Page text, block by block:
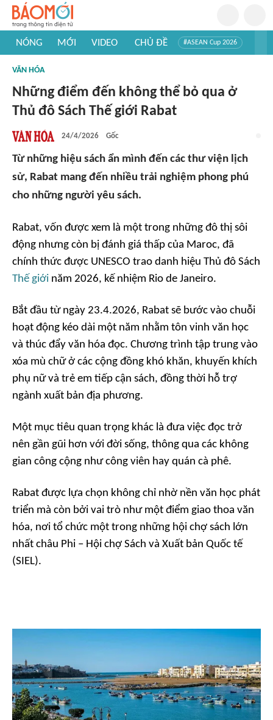
NÓNG MỚI VIDEO CHỦ ĐỀ #ASEAN Cup 2026
#Khám phá thế giới
VĂN HÓA
Những điểm đến không thể bỏ qua ở
Thủ đô Sách Thế giới Rabat
24/4/2026 Gốc
Từ những hiệu sách ẩn mình đến các thư viện lịch
sử, Rabat mang đến nhiều trải nghiệm phong phú
cho những người yêu sách.
Rabat, vốn được xem là một trong những đô thị sôi
động nhưng còn bị đánh giá thấp của Maroc, đã
chính thức được UNESCO trao danh hiệu Thủ đô Sách
Thế giới năm 2026, kế nhiệm Rio de Janeiro.
Bắt đầu từ ngày 23.4.2026, Rabat sẽ bước vào chuỗi
hoạt động kéo dài một năm nhằm tôn vinh văn học
và thúc đẩy văn hóa đọc. Chương trình tập trung vào
xóa mù chữ ở các cộng đồng khó khăn, khuyến khích
phụ nữ và trẻ em tiếp cận sách, đồng thời hỗ trợ
ngành xuất bản địa phương.
Một mục tiêu quan trọng khác là đưa việc đọc trở
nên gần gũi hơn với đời sống, thông qua các không
gian công cộng như công viên hay quán cà phê.
Rabat được lựa chọn không chỉ nhờ nền văn học phát
triển mà còn bởi vai trò như một điểm giao thoa văn
hóa, nơi tổ chức một trong những hội chợ sách lớn
nhất châu Phi – Hội chợ Sách và Xuất bản Quốc tế
(SIEL).